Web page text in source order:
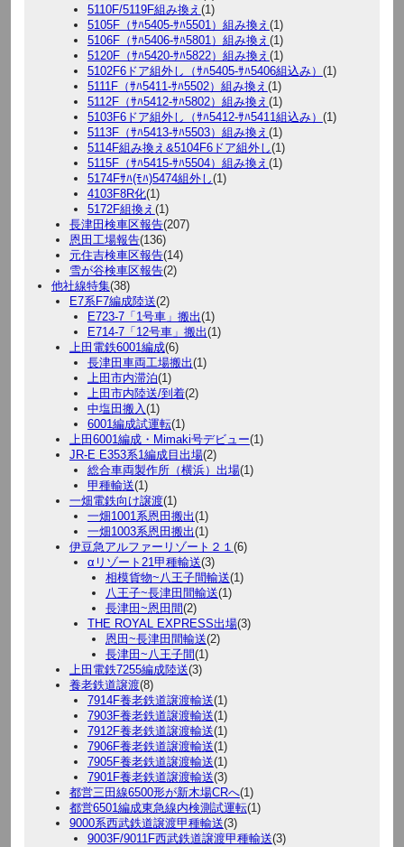
5110F/5119F組み換え (1)
5105F（ｻﾊ5405-ｻﾊ5501）組み換え (1)
5106F（ｻﾊ5406-ｻﾊ5801）組み換え (1)
5120F（ｻﾊ5420-ｻﾊ5822）組み換え (1)
5102F6ドア組外し（ｻﾊ5405-ｻﾊ5406組込み） (1)
5111F（ｻﾊ5411-ｻﾊ5502）組み換え (1)
5112F（ｻﾊ5412-ｻﾊ5802）組み換え (1)
5103F6ドア組外し（ｻﾊ5412-ｻﾊ5411組込み） (1)
5113F（ｻﾊ5413-ｻﾊ5503）組み換え (1)
5114F組み換え&5104F6ドア組外し(1)
5115F（ｻﾊ5415-ｻﾊ5504）組み換え (1)
5174Fｻﾊ(ﾓﾊ)5474組外し(1)
4103F8R化(1)
5172F組換え (1)
長津田検車区報告(207)
恩田工場報告(136)
元住吉検車区報告(14)
雪が谷検車区報告(2)
他社線特集(38)
E7系F7編成陸送(2)
E723-7「1号車」搬出(1)
E714-7「12号車」搬出(1)
上田電鉄6001編成(6)
長津田車両工場搬出(1)
上田市内滞泊(1)
上田市内陸送/到着(2)
中塩田搬入(1)
6001編成試運転(1)
上田6001編成・Mimaki号デビュー(1)
JR-E E353系1編成目出場(2)
総合車両製作所（横浜）出場(1)
甲種輸送(1)
一畑電鉄向け譲渡(1)
一畑1001系恩田搬出(1)
一畑1003系恩田搬出(1)
伊豆急アルファーリゾート２１ (6)
αリゾート21甲種輸送(3)
相模貨物~八王子間輸送(1)
八王子~長津田間輸送(1)
長津田~恩田間(2)
THE ROYAL EXPRESS出場(3)
恩田~長津田間輸送(2)
長津田~八王子間(1)
上田電鉄7255編成陸送(3)
養老鉄道譲渡(8)
7914F養老鉄道譲渡輸送(1)
7903F養老鉄道譲渡輸送(1)
7912F養老鉄道譲渡輸送(1)
7906F養老鉄道譲渡輸送(1)
7905F養老鉄道譲渡輸送(1)
7901F養老鉄道譲渡輸送(3)
都営三田線6500形が新木場CRへ(1)
都営6501編成東急線内検測試運転(1)
9000系西武鉄道譲渡甲種輸送(3)
9003F/9011F西武鉄道譲渡甲種輸送(3)